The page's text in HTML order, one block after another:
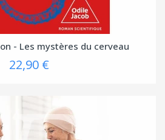
- Les mystères du cerveau
22,90 €